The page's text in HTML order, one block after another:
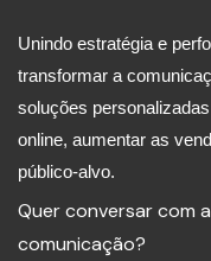
Unindo estratégia e
transformar a
soluções
online, aumentar as
público-alvo.
Quer conversar com
comunicação?